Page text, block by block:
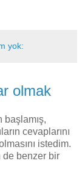
yok:
olmak
cevaplarını
istedim.
benzer bir